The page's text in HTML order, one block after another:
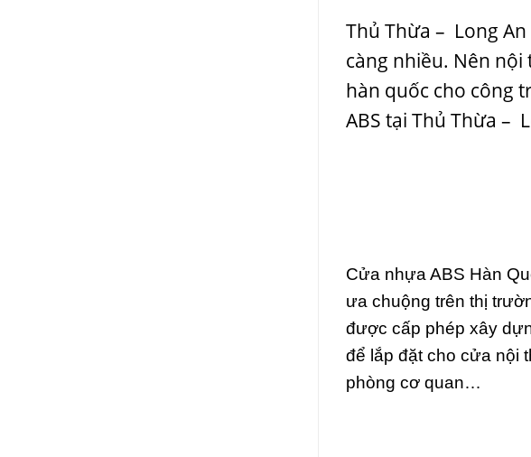
Thủ Thừa – Long
càng nhiều. Nên
hàn quốc cho công
ABS tại Thủ Thừa –
Cửa nhựa ABS Hàn
ưa chuộng trên thị
được cấp phép xây
để lắp đặt cho cửa nội
phòng cơ quan…